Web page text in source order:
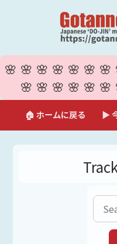
🏠 ホームに戻る ▶